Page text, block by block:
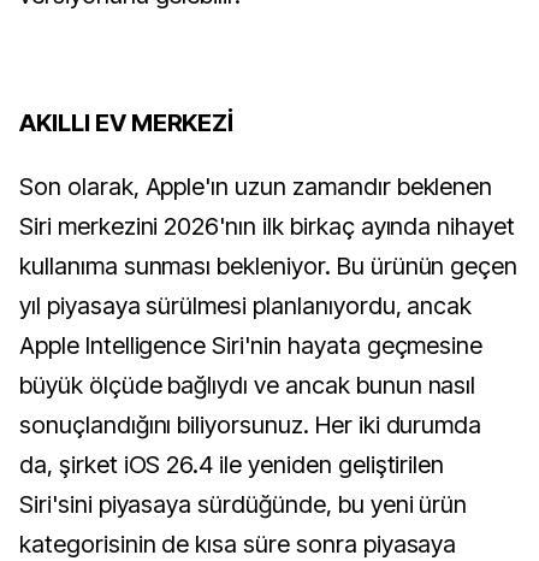
AKILLI EV MERKEZİ
Son olarak, Apple'ın uzun zamandır beklenen
Siri merkezini 2026'nın ilk birkaç ayında nihayet
kullanıma sunması bekleniyor. Bu ürünün geçen
yıl piyasaya sürülmesi planlanıyordu, ancak
Apple Intelligence Siri'nin hayata geçmesine
büyük ölçüde bağlıydı ve ancak bunun nasıl
sonuçlandığını biliyorsunuz. Her iki durumda
da, şirket iOS 26.4 ile yeniden geliştirilen
Siri'sini piyasaya sürdüğünde, bu yeni ürün
kategorisinin de kısa süre sonra piyasaya